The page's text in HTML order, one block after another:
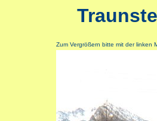
Zum Vergrößern bitte mit der linken